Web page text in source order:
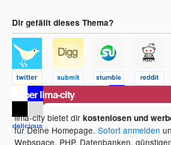
Dir gefällt dieses Thema?
Über lima-city
lima-city bietet dirkostenlosen und
für Deine Homepage.Sofort anmelden
Webspace, PHP, Datenbanken,